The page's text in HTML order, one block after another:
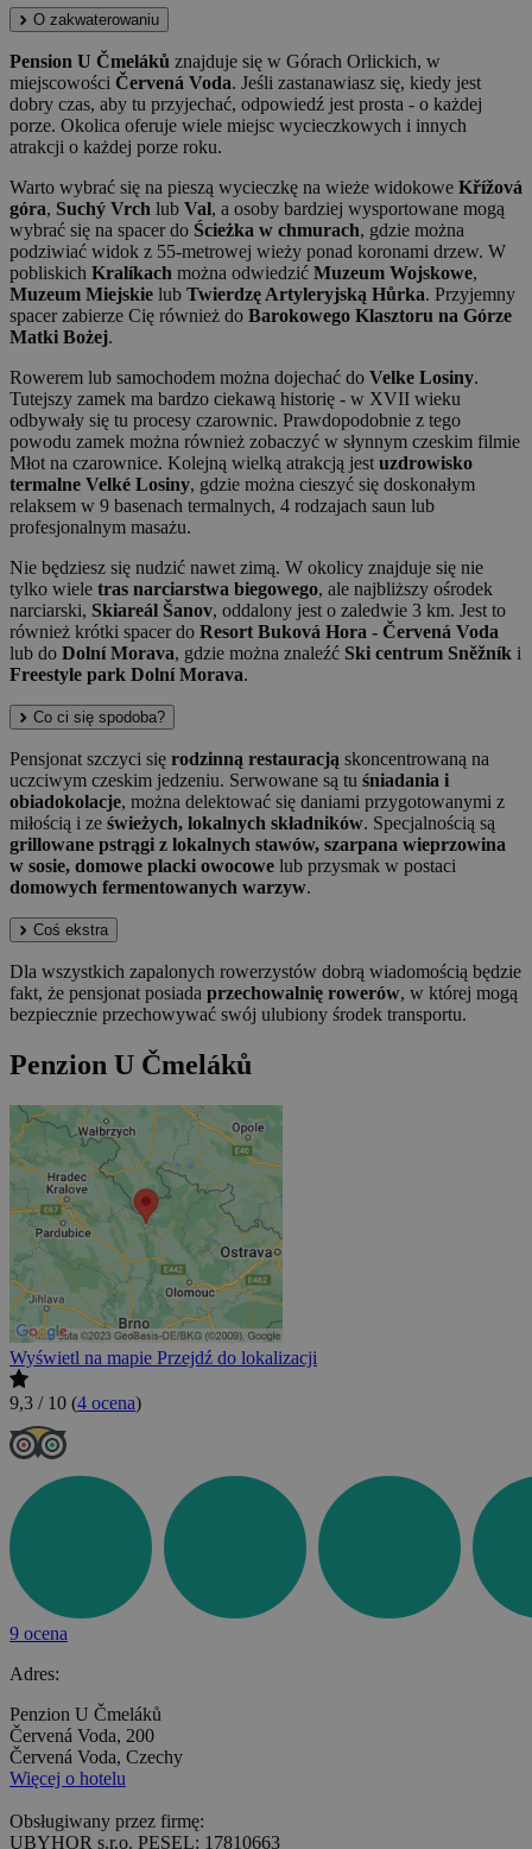
O zakwaterowaniu
Pension U Čmeláků znajduje się w Górach Orlickich, w
miejscowości Červená Voda. Jeśli zastanawiasz się, kiedy jest
dobry czas, aby tu przyjechać, odpowiedź jest prosta - o każdej
porze. Okolica oferuje wiele miejsc wycieczkowych i innych
atrakcji o każdej porze roku.
Warto wybrać się na pieszą wycieczkę na wieże widokowe Křížová
góra, Suchý Vrch lub Val, a osoby bardziej wysportowane mogą
wybrać się na spacer do Ścieżka w chmurach, gdzie można
podziwiać widok z 55-metrowej wieży ponad koronami drzew. W
pobliskich Kralíkach można odwiedzić Muzeum Wojskowe,
Muzeum Miejskie lub Twierdzę Artyleryjską Hůrka. Przyjemny
spacer zabierze Cię również do Barokowego Klasztoru na Górze
Matki Bożej.
Rowerem lub samochodem można dojechać do Velke Losiny.
Tutejszy zamek ma bardzo ciekawą historię - w XVII wieku
odbywały się tu procesy czarownic. Prawdopodobnie z tego
powodu zamek można również zobaczyć w słynnym czeskim filmie
Młot na czarownice. Kolejną wielką atrakcją jest uzdrowisko
termalne Velké Losiny, gdzie można cieszyć się doskonałym
relaksem w 9 basenach termalnych, 4 rodzajach saun lub
profesjonalnym masażu.
Nie będziesz się nudzić nawet zimą. W okolicy znajduje się nie
tylko wiele tras narciarstwa biegowego, ale najbliższy ośrodek
narciarski, Skiareál Šanov, oddalony jest o zaledwie 3 km. Jest to
również krótki spacer do Resort Buková Hora - Červená Voda
lub do Dolní Morava, gdzie można znaleźć Ski centrum Sněžník i
Freestyle park Dolní Morava.
Co ci się spodoba?
Pensjonat szczyci się rodzinną restauracją skoncentrowaną na
uczciwym czeskim jedzeniu. Serwowane są tu śniadania i
obiadokolacje, można delektować się daniami przygotowanymi z
miłością i ze świeżych, lokalnych składników. Specjalnością są
grillowane pstrągi z lokalnych stawów, szarpana wieprzowina
w sosie, domowe placki owocowe lub przysmak w postaci
domowych fermentowanych warzyw.
Coś ekstra
Dla wszystkich zapalonych rowerzystów dobrą wiadomością będzie
fakt, że pensjonat posiada przechowalnię rowerów, w której mogą
bezpiecznie przechowywać swój ulubiony środek transportu.
Penzion U Čmeláků
Wyświetl na mapie Przejdź do lokalizacji
9,3 / 10 (4 ocena)
9 ocena
Adres:
Penzion U Čmeláků
Červená Voda, 200
Červená Voda, Czechy
Więcej o hotelu
Obsługiwany przez firmę:
UBYHOR s.r.o. PESEL: 17810663